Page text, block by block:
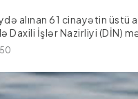
alınan 61 cinayətin üstü
Daxili İşlər Nazirliyi (DİN)
17-si əvvəlki